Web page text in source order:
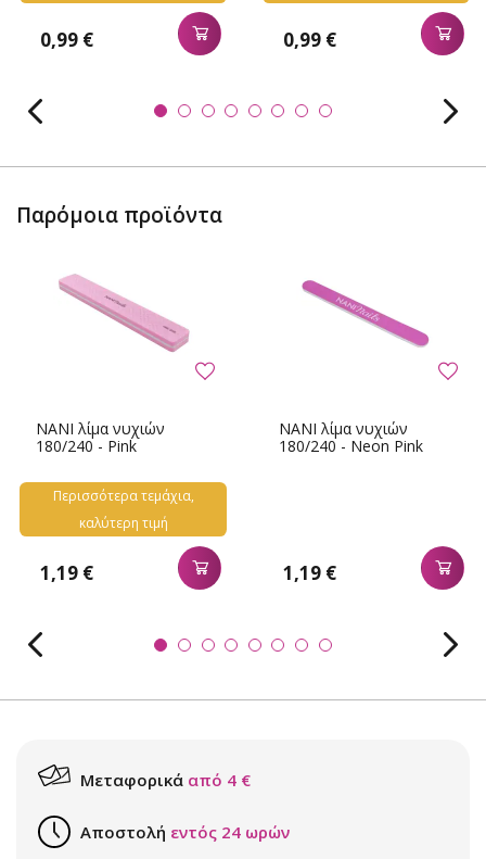
0,99 € 0,99 €
Παρόμοια προϊόντα
NANI λίμα νυχιών
180/240 - Pink
Περισσότερα τεμάχια,
καλύτερη τιμή
1,19 €
NANI λίμα νυχιών
180/240 - Neon Pink
1,19 €
Μεταφορικά από 4 €
Αποστολή εντός 24 ωρών